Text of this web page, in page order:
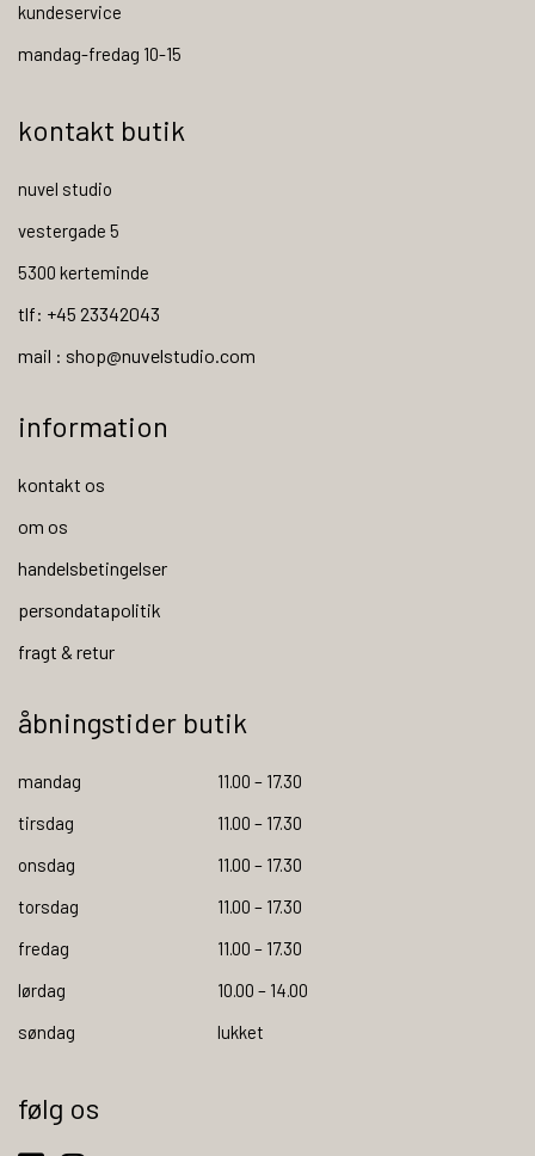
kundeservice
mandag-fredag 10-15
kontakt butik
nuvel studio
vestergade 5
5300 kerteminde
tlf: +45 23342043
mail : shop@nuvelstudio.com
information
kontakt os
om os
handelsbetingelser
persondatapolitik
fragt & retur
åbningstider butik
mandag
11.00 – 17.30
tirsdag
11.00 – 17.30
onsdag
11.00 – 17.30
torsdag
11.00 – 17.30
fredag
11.00 – 17.30
lørdag
10.00 – 14.00
søndag
lukket
følg os